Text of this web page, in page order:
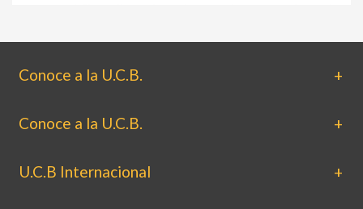
Conoce a la U.C.B.
Conoce a la U.C.B.
U.C.B Internacional